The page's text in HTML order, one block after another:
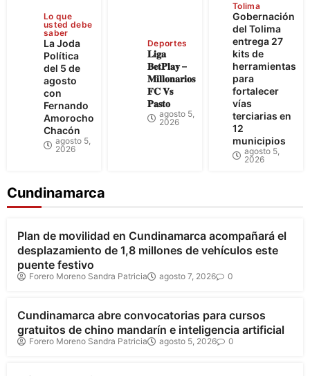
Lo que
usted debe
saber
La Joda
Política
del 5 de
agosto
con
Fernando
Amorocho
Chacón
agosto 5,
2026
Deportes
𝐋𝐢𝐠𝐚
𝐁𝐞𝐭𝐏𝐥𝐚𝐲 –
𝐌𝐢𝐥𝐥𝐨𝐧𝐚𝐫𝐢𝐨𝐬
𝐅𝐂 𝐕𝐬
𝐏𝐚𝐬𝐭𝐨
agosto 5,
2026
Tolima
Gobernación
del Tolima
entrega 27
kits de
herramientas
para
fortalecer
vías
terciarias en
12
municipios
agosto 5,
2026
Cundinamarca
Bogotá Cundinamarca
Plan de movilidad en Cundinamarca acompañará el
desplazamiento de 1,8 millones de vehículos este
puente festivo
Forero Moreno Sandra Patricia agosto 7, 2026 0
Cundinamarca
Cundinamarca abre convocatorias para cursos
gratuitos de chino mandarín e inteligencia artificial
Forero Moreno Sandra Patricia agosto 5, 2026 0
Cundinamarca